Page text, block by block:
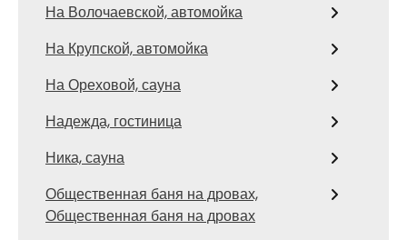
На Волочаевской, автомойка
На Крупской, автомойка
На Ореховой, сауна
Надежда, гостиница
Ника, сауна
Общественная баня на дровах,
Общественная баня на дровах